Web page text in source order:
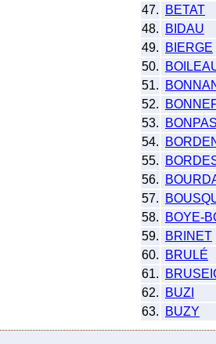
47.
BETAT
48.
BIDAU
49.
BIERGE
50.
51.
52.
53.
54.
55.
56.
57.
58.
BOYE-
59.
BRINET
60.
BRULÉ
61.
62.
BUZI
63.
BUZY